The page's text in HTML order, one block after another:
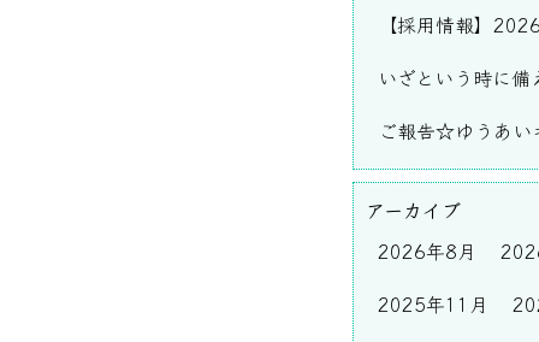
【採用情報】
いざという時に
ご報告☆ゆうあ
アーカイブ
2026年8月
2025年11月